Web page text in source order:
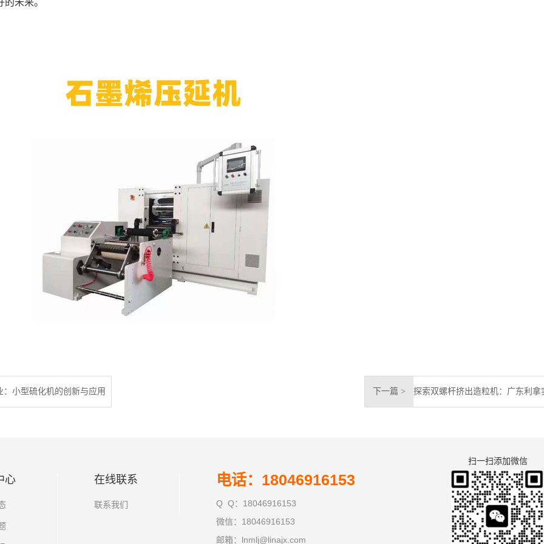
未来。
：小型硫化机的创新与应用 下一篇 >
心 在线联系
联系我们
电话：18046916153
Q Q：18046916153
微信：18046916153
邮箱：lnmlj@linajx.com
扫一扫添加微信